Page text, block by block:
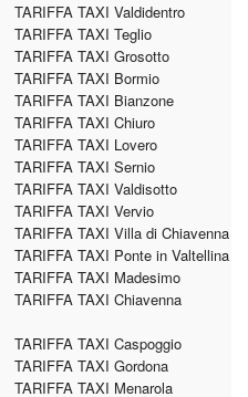
TARIFFA TAXI Valdidentro
TARIFFA TAXI Teglio
TARIFFA TAXI Grosotto
TARIFFA TAXI Bormio
TARIFFA TAXI Bianzone
TARIFFA TAXI Chiuro
TARIFFA TAXI Lovero
TARIFFA TAXI Sernio
TARIFFA TAXI Valdisotto
TARIFFA TAXI Vervio
TARIFFA TAXI Villa di Chiavenna
TARIFFA TAXI Ponte in Valtellina
TARIFFA TAXI Madesimo
TARIFFA TAXI Chiavenna
TARIFFA TAXI Caspoggio
TARIFFA TAXI Gordona
TARIFFA TAXI Menarola